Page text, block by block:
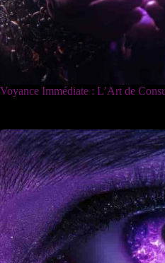
Voyance Immédiate : L’Art de